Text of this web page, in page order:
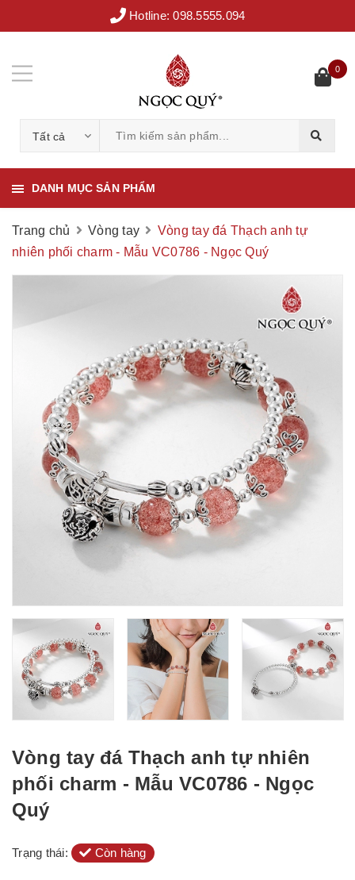
Hotline:098.5555.094
Tất cả
0
DANH MỤC SẢN PHẨM
Trang chủ Vòng tay
Vòng tay đá Thạch anh tự
nhiên phối charm - Mẫu VC0786 - Ngọc Quý
Vòng tay đá Thạch anh tự nhiên
phối charm - Mẫu VC0786 - Ngọc
Quý
Trạng thái: Còn hàng